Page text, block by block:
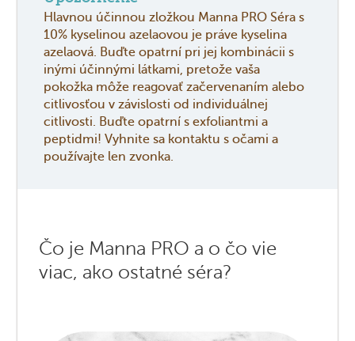
Hlavnou účinnou zložkou Manna PRO Séra s
10% kyselinou azelaovou je práve kyselina
azelaová. Buďte opatrní pri jej kombinácii s
inými účinnými látkami, pretože vaša
pokožka môže reagovať začervenaním alebo
citlivosťou v závislosti od individuálnej
citlivosti. Buďte opatrní s exfoliantmi a
peptidmi! Vyhnite sa kontaktu s očami a
používajte len zvonka.
Čo je Manna PRO a o čo vie
viac, ako ostatné séra?